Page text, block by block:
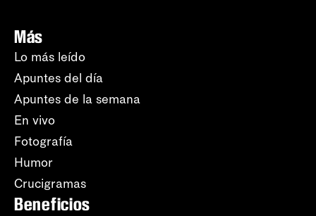
Más
Lo más leído
Apuntes del día
Apuntes de la semana
En vivo
Fotografía
Humor
Crucigramas
Beneficios